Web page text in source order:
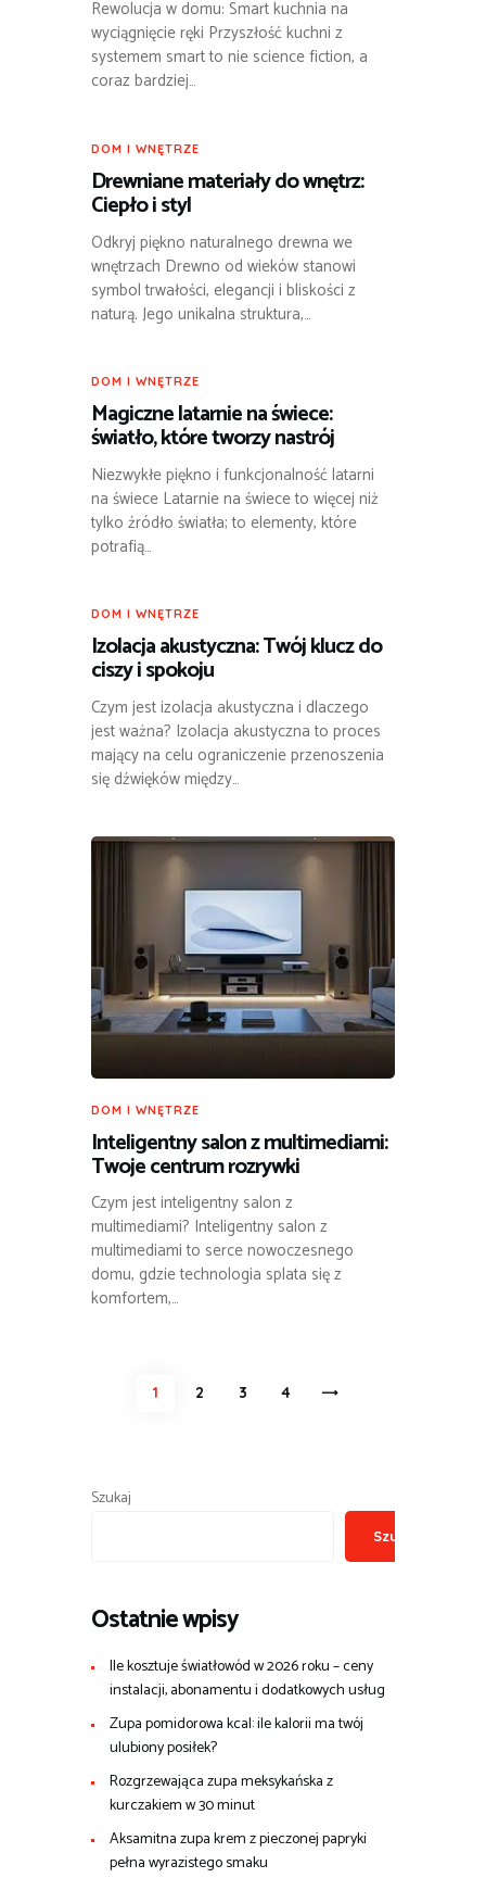
Rewolucja w domu: Smart kuchnia na
wyciągnięcie ręki Przyszłość kuchni z
systemem smart to nie science fiction, a
coraz bardziej…
DOM I WNĘTRZE
Drewniane materiały do wnętrz:
Ciepło i styl
Odkryj piękno naturalnego drewna we
wnętrzach Drewno od wieków stanowi
symbol trwałości, elegancji i bliskości z
naturą. Jego unikalna struktura,…
DOM I WNĘTRZE
Magiczne latarnie na świece:
światło, które tworzy nastrój
Niezwykłe piękno i funkcjonalność latarni
na świece Latarnie na świece to więcej niż
tylko źródło światła; to elementy, które
potrafią…
DOM I WNĘTRZE
Izolacja akustyczna: Twój klucz do
ciszy i spokoju
Czym jest izolacja akustyczna i dlaczego
jest ważna? Izolacja akustyczna to proces
mający na celu ograniczenie przenoszenia
się dźwięków między…
DOM I WNĘTRZE
Inteligentny salon z multimediami:
Twoje centrum rozrywki
Czym jest inteligentny salon z
multimediami? Inteligentny salon z
multimediami to serce nowoczesnego
domu, gdzie technologia splata się z
komfortem,…
Stronicowanie
PAGE
1 PAGE
2 PAGE
3 PAGE
4
Szukaj
Szukaj
Ostatnie wpisy
Ile kosztuje światłowód w 2026 roku – ceny
instalacji, abonamentu i dodatkowych usług
Zupa pomidorowa kcal: ile kalorii ma twój
ulubiony posiłek?
Rozgrzewająca zupa meksykańska z
kurczakiem w 30 minut
Aksamitna zupa krem z pieczonej papryki
pełna wyrazistego smaku